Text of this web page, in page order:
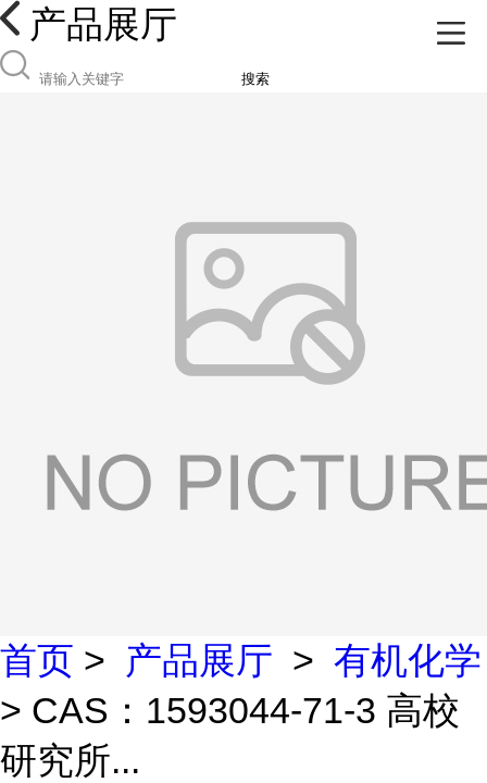
产品展厅
搜索
首页 > 产品展厅 > 有机化学
> CAS：1593044-71-3 高校
研究所...